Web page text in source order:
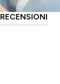
RECENSIONI